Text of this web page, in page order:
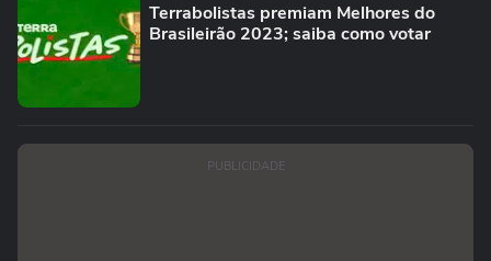
Terrabolistas premiam Melhores do
Brasileirão 2023; saiba como votar
PUBLICIDADE